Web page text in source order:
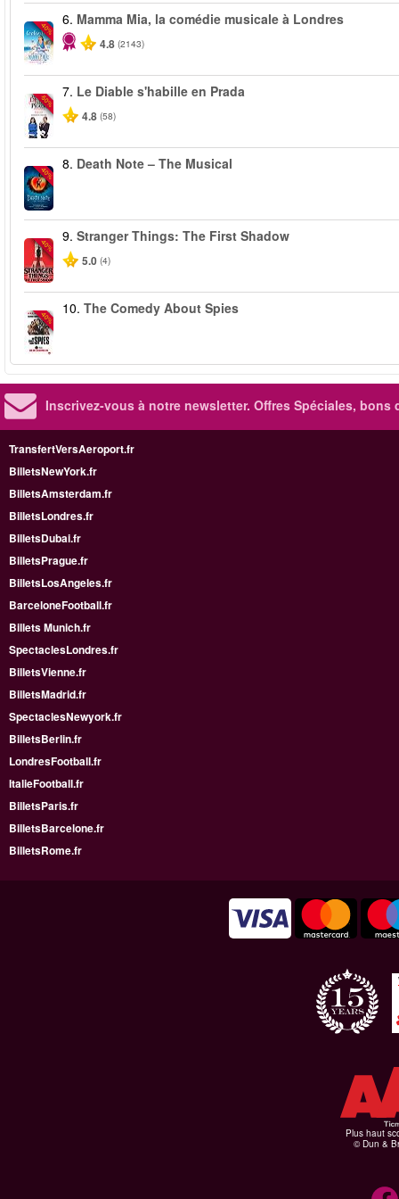
-40%
6. Mamma Mia, la comédie musicale à Londres
4.8 (2143)
-50%
7. Le Diable s'habille en Prada
4.8 (58)
-40%
8. Death Note – The Musical
-40%
9. Stranger Things: The First Shadow
5.0 (4)
-40%
10. The Comedy About Spies
Inscrivez-vous à notre newsletter. Offres Spéciales, bons
TransfertVersAeroport.fr
BilletsNewYork.fr
BilletsAmsterdam.fr
BilletsLondres.fr
BilletsDubai.fr
BilletsPrague.fr
BilletsLosAngeles.fr
BarceloneFootball.fr
Billets Munich.fr
SpectaclesLondres.fr
BilletsVienne.fr
BilletsMadrid.fr
SpectaclesNewyork.fr
BilletsBerlin.fr
LondresFootball.fr
ItalieFootball.fr
BilletsParis.fr
BilletsBarcelone.fr
BilletsRome.fr
Plus haut
© Dun &